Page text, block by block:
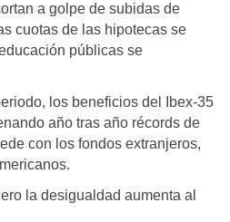
a golpe de subidas de
cuotas de las hipotecas se
públicas se
los beneficios del Ibex-35
año tras año récords de
con los fondos extranjeros,
la desigualdad aumenta al